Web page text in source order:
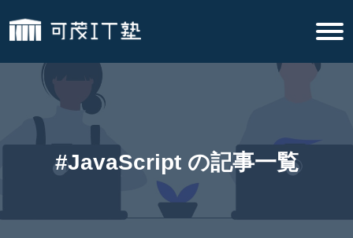
#JavaScript の記事一覧